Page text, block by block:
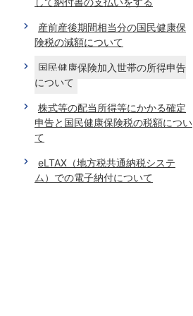
産前産後期間相当分の国民健康保
険税の減額について
国民健康保険加入世帯の所得申告
について
株式等の配当所得等にかかる確定
申告と国民健康保険税の税額につい
て
eLTAX（地方税共通納税システ
ム）での電子納付について